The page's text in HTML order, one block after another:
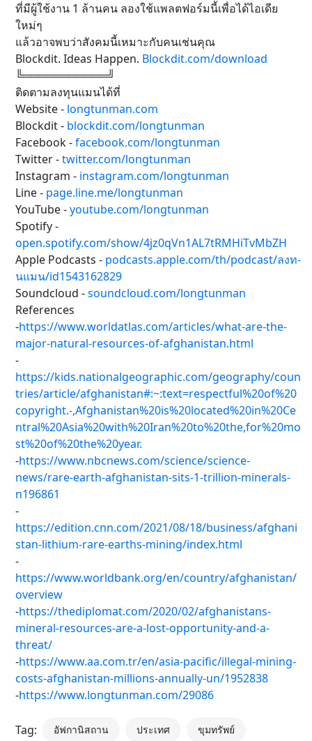
ที่มีผู้ใช้งาน 1 ล้านคน ลองใช้แพลตฟอร์มนี้เพื่อได้ไอเดีย
ใหม่ๆ
แล้วอาจพบว่าสังคมนี้เหมาะกับคนเช่นคุณ
Blockdit. Ideas Happen. Blockdit.com/download
╚═══════════╝
ติดตามลงทุนแมนได้ที่
Website - longtunman.com
Blockdit - blockdit.com/longtunman
Facebook -facebook.com/longtunman
Twitter -twitter.com/longtunman
Instagram - instagram.com/longtunman
Line - page.line.me/longtunman
YouTube -youtube.com/longtunman
Spotify -
open.spotify.com/show/4jz0qVn1AL7tRMHiTvMbZH
Apple Podcasts - podcasts.apple.com/th/podcast/ลงท-
นแมน/id1543162829
Soundcloud -soundcloud.com/longtunman
References
-https://www.worldatlas.com/articles/what-are-the-
major-natural-resources-of-afghanistan.html
-
https://kids.nationalgeographic.com/geography/coun
tries/article/afghanistan#:~:text=respectful%20of%20
copyright.-,Afghanistan%20is%20located%20in%20Ce
ntral%20Asia%20with%20Iran%20to%20the,for%20mo
st%20of%20the%20year.
-https://www.nbcnews.com/science/science-
news/rare-earth-afghanistan-sits-1-trillion-minerals-
n196861
-
https://edition.cnn.com/2021/08/18/business/afghani
stan-lithium-rare-earths-mining/index.html
-
https://www.worldbank.org/en/country/afghanistan/
overview
-https://thediplomat.com/2020/02/afghanistans-
mineral-resources-are-a-lost-opportunity-and-a-
threat/
-https://www.aa.com.tr/en/asia-pacific/illegal-mining-
costs-afghanistan-millions-annually-un/1952838
-https://www.longtunman.com/29086
Tag: อัฟกานิสถาน ประเทศ ขุมทรัพย์